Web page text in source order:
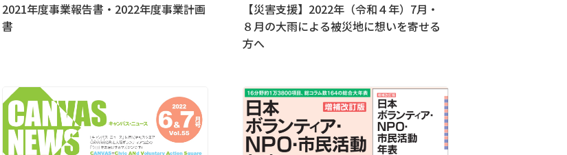
2021年度事業報告書・2022年度事業計画
書
【災害支援】2022年（令和４年）7月・
８月の大雨による被災地に想いを寄せる
方へ